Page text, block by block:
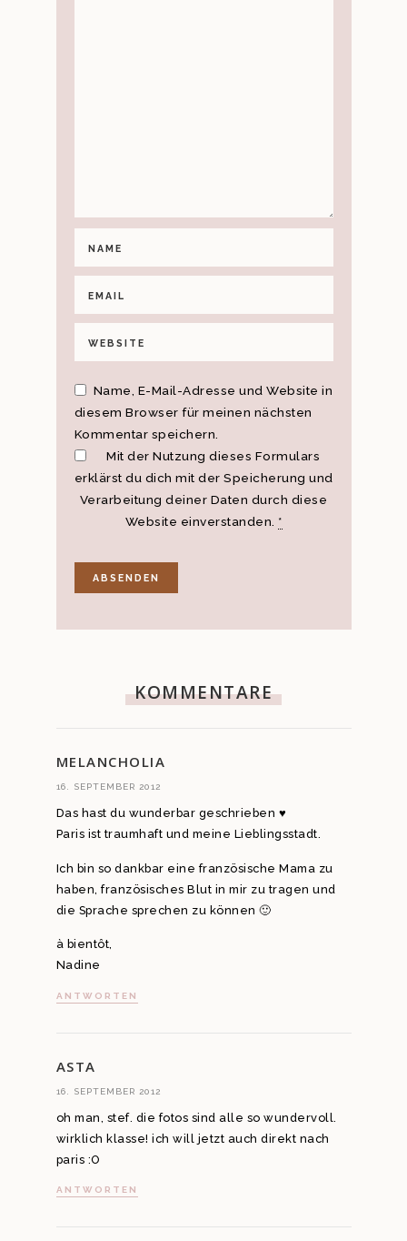
Name, E-Mail-Adresse und Website in
diesem Browser für meinen nächsten
Kommentar speichern.
Mit der Nutzung dieses Formulars
erklärst du dich mit der Speicherung und
Verarbeitung deiner Daten durch diese
Website einverstanden. *
KOMMENTARE
MELANCHOLIA
16. SEPTEMBER 2012
Das hast du wunderbar geschrieben ♥
Paris ist traumhaft und meine Lieblingsstadt.
Ich bin so dankbar eine französische Mama zu
haben, französisches Blut in mir zu tragen und
die Sprache sprechen zu können 🙂
à bientôt,
Nadine
ANTWORTEN
ASTA
16. SEPTEMBER 2012
oh man, stef. die fotos sind alle so wundervoll.
wirklich klasse! ich will jetzt auch direkt nach
paris :O
ANTWORTEN